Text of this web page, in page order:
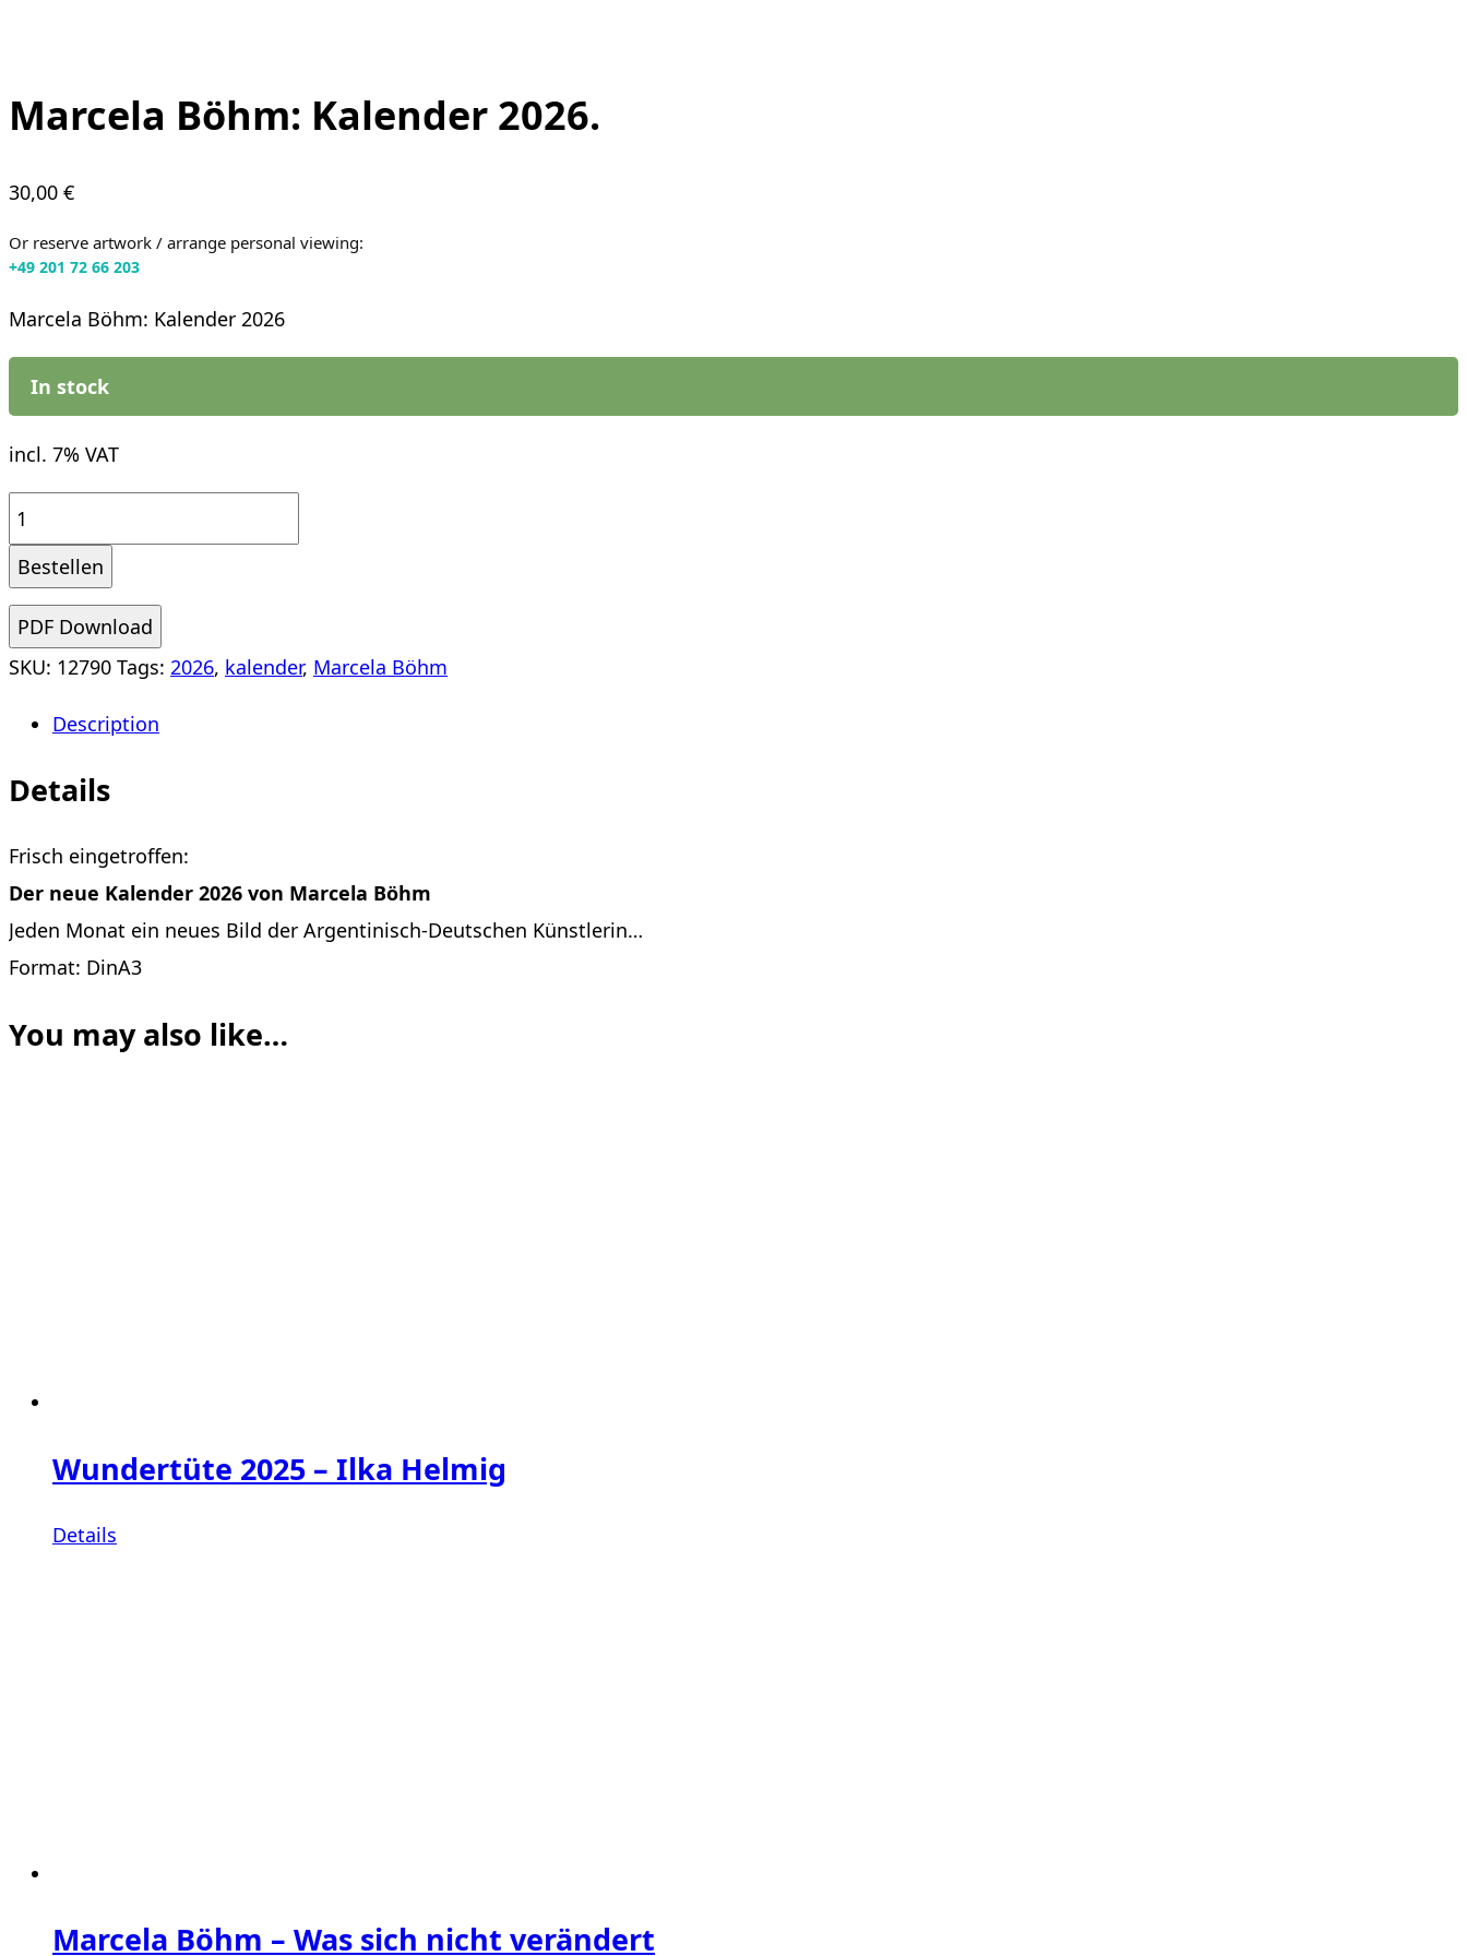
Marcela Böhm: Kalender 2026.
30,00 €
Or reserve artwork / arrange personal viewing:
+49 201 72 66 203
Marcela Böhm: Kalender 2026
In stock
incl. 7% VAT
Marcela
Böhm:
Kalender
2026.
quantity
Bestellen
PDF Download
SKU: 12790 Tags: 2026, kalender, Marcela Böhm
Description
Details
Frisch eingetroffen:
Der neue Kalender 2026 von Marcela Böhm
Jeden Monat ein neues Bild der Argentinisch-Deutschen Künstlerin…
Format: DinA3
You may also like…
Wundertüte 2025 – Ilka Helmig
Details
Marcela Böhm – Was sich nicht verändert